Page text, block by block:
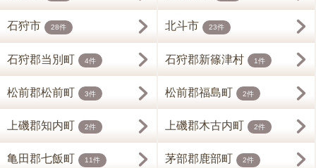
石狩市 28件 北斗市 23件
石狩郡当別町 4件 石狩郡新篠津村 1件
松前郡松前町 3件 松前郡福島町 2件
上磯郡知内町 2件 上磯郡木古内町 2件
亀田郡七飯町 11件 茅部郡鹿部町 2件